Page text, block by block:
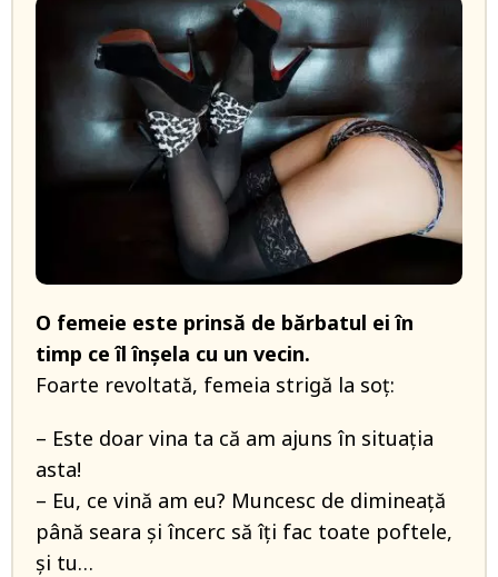
O femeie este prinsă de bărbatul ei în
timp ce îl înșela cu un vecin.
Foarte revoltată, femeia strigă la soț:
– Este doar vina ta că am ajuns în situația
asta!
– Eu, ce vină am eu? Muncesc de dimineață
până seara și încerc să îți fac toate poftele,
și tu…